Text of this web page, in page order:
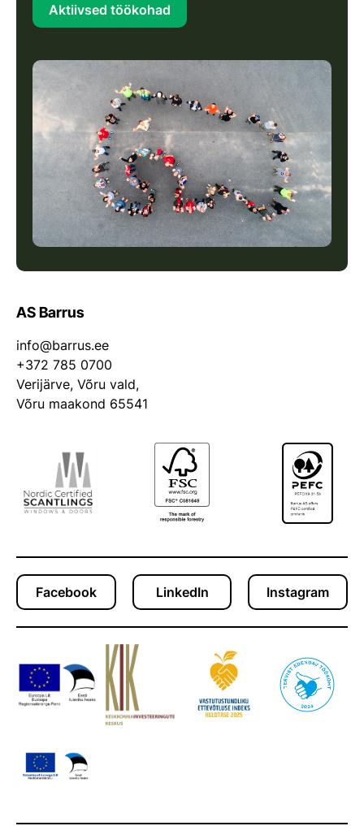
Aktiivsed töökohad
AS Barrus
info@barrus.ee
+372 785 0700
Verijärve, Võru vald,
Võru maakond 65541
Facebook LinkedIn Instagram